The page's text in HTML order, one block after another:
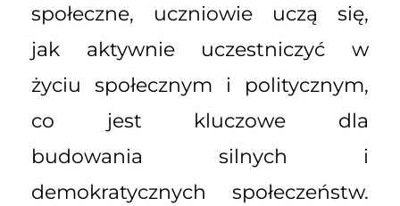
społeczne, uczniowie uczą się,
jak aktywnie uczestniczyć w
życiu społecznym i politycznym,
co jest kluczowe dla
budowania silnych i
demokratycznych społeczeństw.